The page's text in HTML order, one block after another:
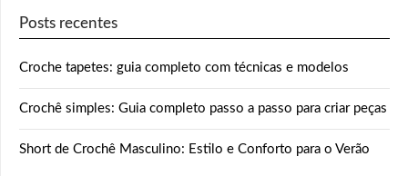
Posts recentes
Croche tapetes: guia completo com técnicas e modelos
Crochê simples: Guia completo passo a passo para criar peças
Short de Crochê Masculino: Estilo e Conforto para o Verão